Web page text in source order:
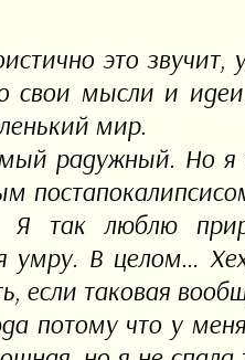
это
свои мысли и
мир.
радужный. Но я
Я так люблю
умру. В целом…
если таковая
потому что у